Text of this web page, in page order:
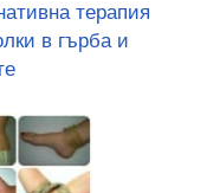
терапия
в гърба и